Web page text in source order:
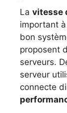
La vitesse
important
bon
proposent
serveurs.
serveur
connecte